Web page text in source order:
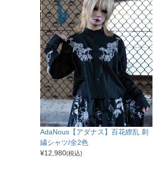
AdaNous【アダナス】百花繚乱 刺
繍シャツ/全2色
¥12,980(税込)